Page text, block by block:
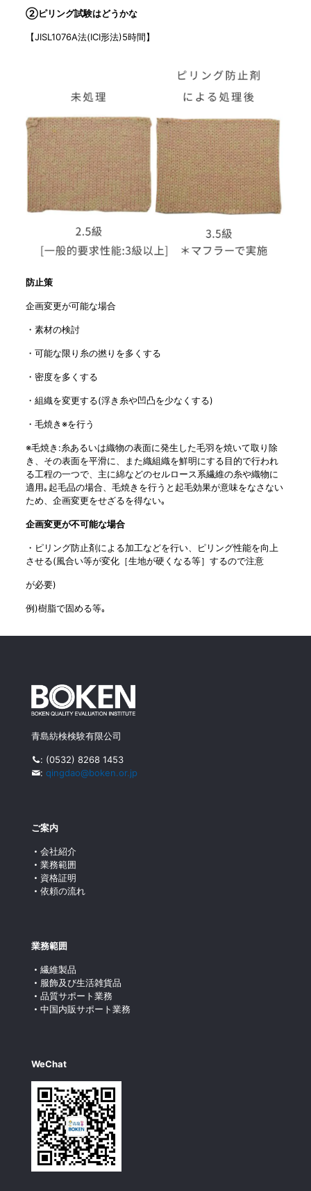
②ピリング試験はどうかな
【JISL1076A法(ICI形法)5時間】
防止策
企画変更が可能な場合
・素材の検討
・可能な限り糸の撚りを多くする
・密度を多くする
・組織を変更する(浮き糸や凹凸を少なくする)
・毛焼き※を行う
※毛焼き:糸あるいは織物の表面に発生した毛羽を焼いて取り除
き、その表面を平滑に、また織組織を鮮明にする目的で行われ
る工程の一つで、主に綿などのセルロース系繊維の糸や織物に
適用｡起毛品の場合、毛焼きを行うと起毛効果が意味をなさない
ため、企画変更をせざるを得ない｡
企画変更が不可能な場合
・ピリング防止剤による加工などを行い、ピリング性能を向上
させる(風合い等が変化［生地が硬くなる等］するので注意
が必要)
例)樹脂で固める等｡
青島紡検検験有限公司
: (0532) 8268 1453
: qingdao@boken.or.jp
ご案内
会社紹介
業務範囲
資格証明
依頼の流れ
業務範囲
繊維製品
服飾及び生活雑貨品
品質サポート業務
中国内販サポート業務
WeChat